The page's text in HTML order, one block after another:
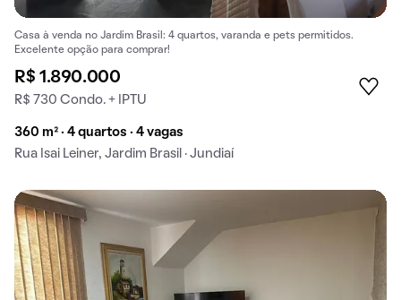
Casa à venda no Jardim Brasil: 4 quartos, varanda e pets permitidos.
Excelente opção para comprar!
R$ 1.890.000
R$ 730 Condo. + IPTU
360 m² · 4 quartos · 4 vagas
Rua Isai Leiner, Jardim Brasil · Jundiaí